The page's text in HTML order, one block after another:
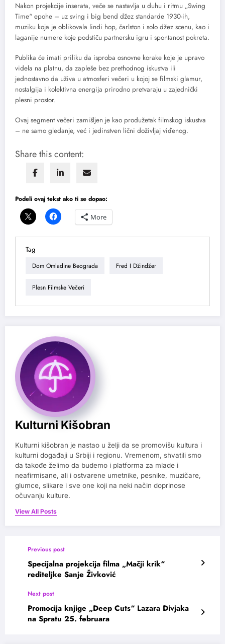
Nakon projekcije inserata, veče se nastavlja u duhu i ritmu „Swing
Time“ epohe – uz sving i big bend džez standarde 1930-ih,
muziku koja je oblikovala lindi hop, čarlston i solo džez scenu, kao i
laganije numere koje podstiču partnersku igru i spontanost pokreta.
Publika će imati priliku da isproba osnovne korake koje je upravo
videla na platnu, da zapleše bez prethodnog iskustva ili
jednostavno da uživa u atmosferi večeri u kojoj se filmski glamur,
nostalgija i kolektivna energija prirodno pretvaraju u zajednički
plesni prostor.
Ovaj segment večeri zamišljen je kao produžetak filmskog iskustva
– ne samo gledanje, već i jedinstven lični doživljaj viđenog.
Share this content:
Podeli ovaj tekst ako ti se dopao:
More
Tag
Dom Omladine Beograda Fred I Džindžer
Plesn Filmske Večeri
Kulturni Kišobran
Kulturni kišobran je nastao u želji da se promovišu kultura i
kulturni događaji u Srbiji i regionu. Vremenom, shvatili smo
da takođe želimo da budemo i platforma za mlade i
neafirmisane, ali i ostvarene umetnike, pesnike, muzičare,
glumce, slikare i sve one koji na neki način doprinose
očuvanju kulture.
View All Posts
Previous post
Specijalna projekcija filma „Mačji krik“
rediteljke Sanje Živković
Next post
Promocija knjige „Deep Cuts“ Lazara Divjaka
na Spratu 25. februara